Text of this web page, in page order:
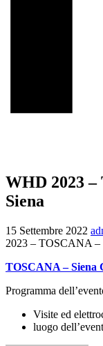
WHD 2023 –
Siena
15 Settembre 2022
2023 – TOSCANA –
TOSCANA – Siena
Programma
Visite ed
luogo